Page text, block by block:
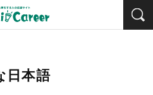
日本語